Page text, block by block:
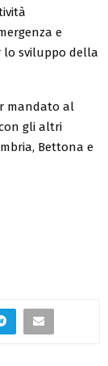
e
lo sviluppo della
mandato al
gli altri
Bettona e